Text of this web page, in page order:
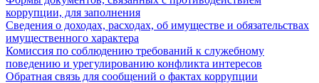
коррупции, для заполнения
Сведения о доходах, расходах, об имуществе и обязательствах
имущественного характера
Комиссия по соблюдению требований к служебному
поведению и урегулированию конфликта интересов
Обратная связь для сообщений о фактах коррупции